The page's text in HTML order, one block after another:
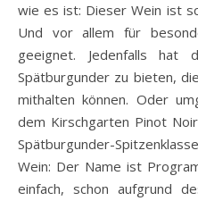
wie es ist: Dieser Wein ist
Und vor allem für
geeignet. Jedenfalls hat
Spätburgunder zu bieten,
mithalten können. Oder
dem Kirschgarten Pinot
Spätburgunder-
Wein: Der Name ist
einfach, schon aufgrund